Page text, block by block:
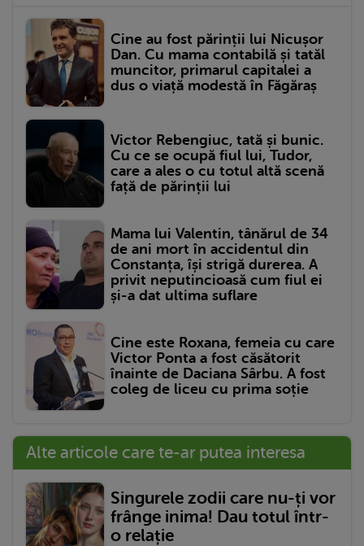
Cine au fost părinții lui Nicușor
Dan. Cu mama contabilă și tatăl
muncitor, primarul capitalei a
dus o viață modestă în Făgăraș
Victor Rebengiuc, tată și bunic.
Cu ce se ocupă fiul lui, Tudor,
care a ales o cu totul altă scenă
față de părinții lui
Mama lui Valentin, tânărul de 34
de ani mort în accidentul din
Constanța, își strigă durerea. A
privit neputincioasă cum fiul ei
și-a dat ultima suflare
Cine este Roxana, femeia cu care
Victor Ponta a fost căsătorit
înainte de Daciana Sârbu. A fost
coleg de liceu cu prima soție
Alte articole care te-ar putea interesa
Singurele zodii care nu-ți vor
frânge inima! Dau totul într-
o relație